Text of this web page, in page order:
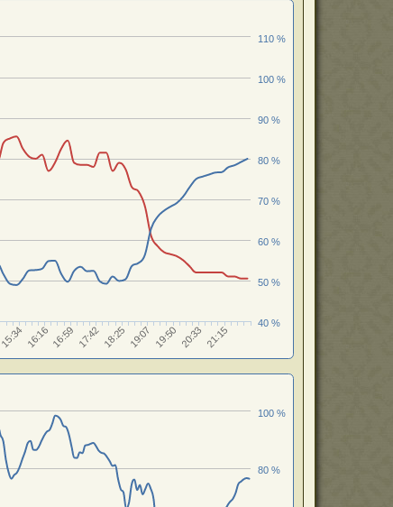
15:34 16:16 16:59 17:42 18:25 19:07 19:50 20:33 21:15
40 %
50 %
60 %
70 %
80 %
90 %
100 %
110 %
80 %
100 %